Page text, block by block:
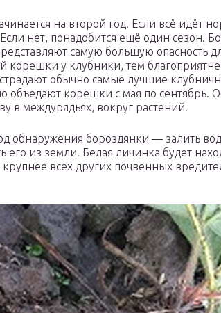
на второй год. Если всё идёт
нет, понадобится ещё один сезон.
самую большую опасность
корешки у клубники, тем
обычно самые лучшие
объедают корешки с мая по сентябрь.
в междурядьях, вокруг растений.
обнаружения бороздянки — залить
его из земли. Белая личинка будет
всех других почвенных